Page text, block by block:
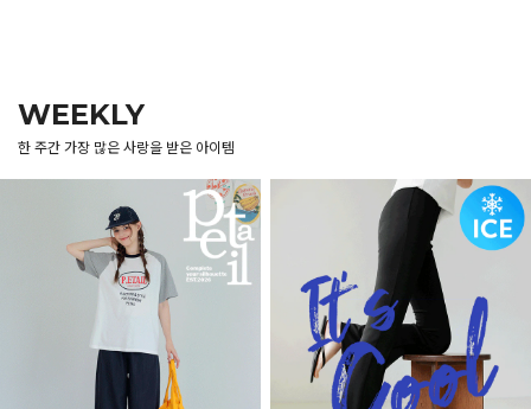
WEEKLY
한 주간 가장 많은 사랑을 받은 아이템